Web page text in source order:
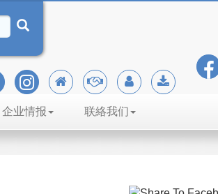
企业情报 联絡我们